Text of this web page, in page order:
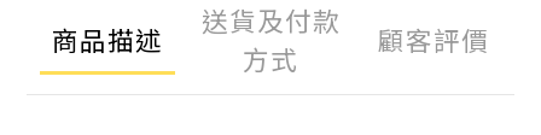
商品描述
送貨及付款
方式
顧客評價